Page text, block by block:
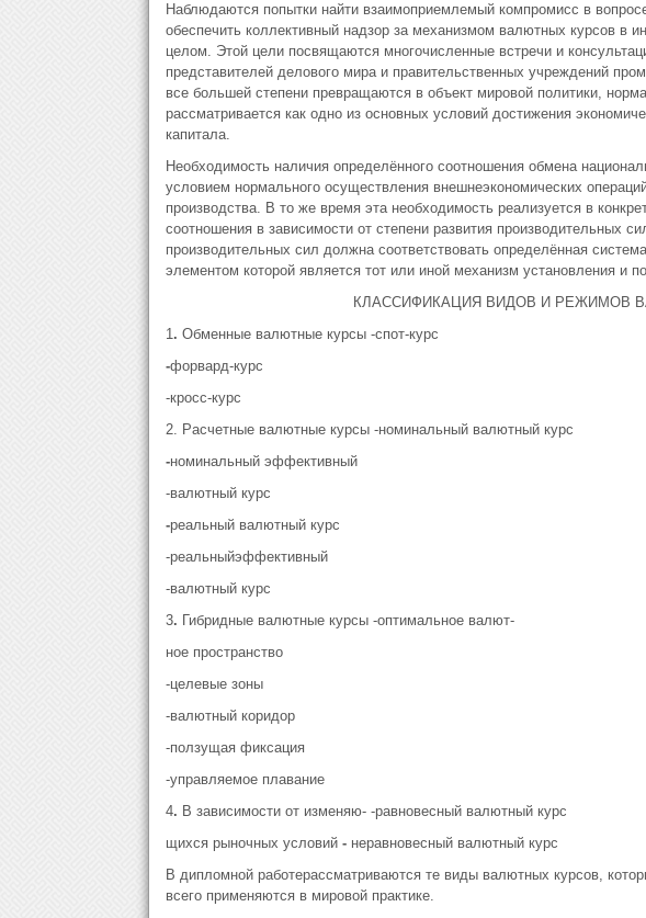
Наблюдаются попытки найти взаимоприемлемый компромисс в
обеспечить коллективный надзор за механизмом валютных курсов в
целом. Этой цели посвящаются многочисленные встречи и
представителей делового мира и правительственных учреждений
все большей степени превращаются в объект мировой политики,
рассматривается как одно из основных условий достижения
капитала.
Необходимость наличия определённого соотношения обмена
условием нормального осуществления внешнеэкономических
производства. В то же время эта необходимость реализуется в
соотношения в зависимости от степени развития производительных
производительных сил должна соответствовать определённая
элементом которой является тот или иной механизм установления и
КЛАССИФИКАЦИЯ ВИДОВ И РЕЖИМОВ
1. Обменные валютные курсы -спот-курс
-форвард-курс
-кросс-курс
2. Расчетные валютные курсы -номинальный валютный курс
-номинальный эффективный
-валютный курс
-реальный валютный курс
-реальныйэффективный
-валютный курс
3. Гибридные валютные курсы -оптимальное валют-
ное пространство
-целевые зоны
-валютный коридор
-ползущая фиксация
-управляемое плавание
4. В зависимости от изменяю- -равновесный валютный курс
щихся рыночных условий- неравновесный валютный курс
В дипломной работерассматриваются те виды валютных курсов,
всего применяются в мировой практике.